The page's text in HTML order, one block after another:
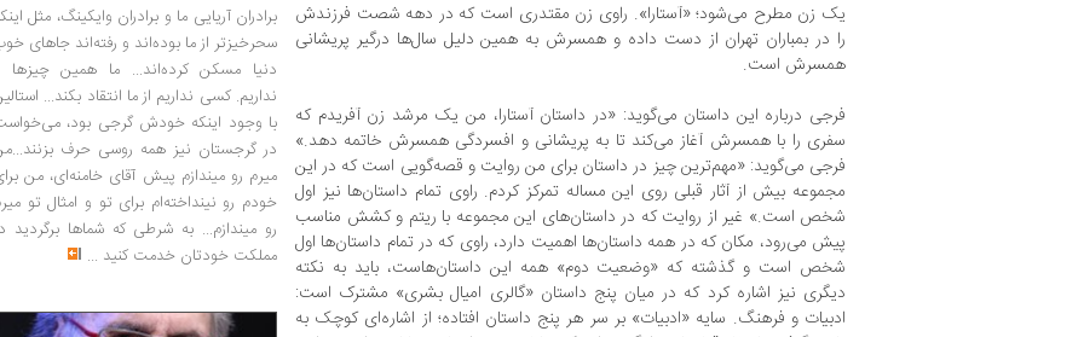
یک زن مطرح می‌شود؛ «آستارا». راوی زن مقتدری است که در دهه شصت فرزندش
را در بمباران تهران از دست داده‌ و همسرش به همین دلیل سال‌ها درگیر پریشانی
همسرش است.
فرجی درباره این داستان می‌گوید: «در داستان آستارا، من یک مرشد زن آفریدم که
سفری را با همسرش آغاز می‌کند تا به پریشانی و افسردگی همسرش خاتمه دهد.»
فرجی می‌گوید: «مهم‌ترین چیز در داستان برای من روایت و قصه‌گویی است که در این
مجموعه بیش از آثار قبلی روی این مساله تمرکز کردم. راوی‌ تمام داستان‌ها نیز اول
شخص است.» غیر از روایت که در داستان‌های این مجموعه با ریتم و کشش مناسب
پیش می‌رود، مکان که در همه داستان‌ها اهمیت دارد، راوی که در تمام داستان‌ها اول
شخص است و گذشته که «وضعیت دوم» همه این داستان‌هاست، باید به نکته
دیگری نیز اشاره کرد که در میان پنج داستان «گالری امیال بشری» مشترک است:
ادبیات و فرهنگ. سایه «ادبیات» بر سر هر پنج داستان افتاده؛ از اشاره‌ای کوچک به
برادران آریایی ما و برادران وایکینگ، مثل
سحرخیزتر از ما بوده‌اند و رفته‌اند جاهای
دنیا مسکن کرده‌اند... ما همین چیزها
نداریم. کسی نداریم از ما انتقاد بکند...
با وجود اینکه خودش گرجی بود،
در گرجستان نیز همه روسی حرف
میرم رو میندازم پیش آقای خامنه‌ای، من
خودم رو نینداخته‌ام برای تو و امثال تو
رو میندازم... به شرطی که شماها برگردید
مملکت خودتان خدمت کنید ...